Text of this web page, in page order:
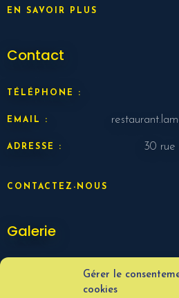
Gérer le
cookies
EN SAVOIR PLUS
Contact
TÉLÉPHONE :
EMAIL :
ADRESSE : 30 rue
CONTACTEZ-NOUS
Galerie